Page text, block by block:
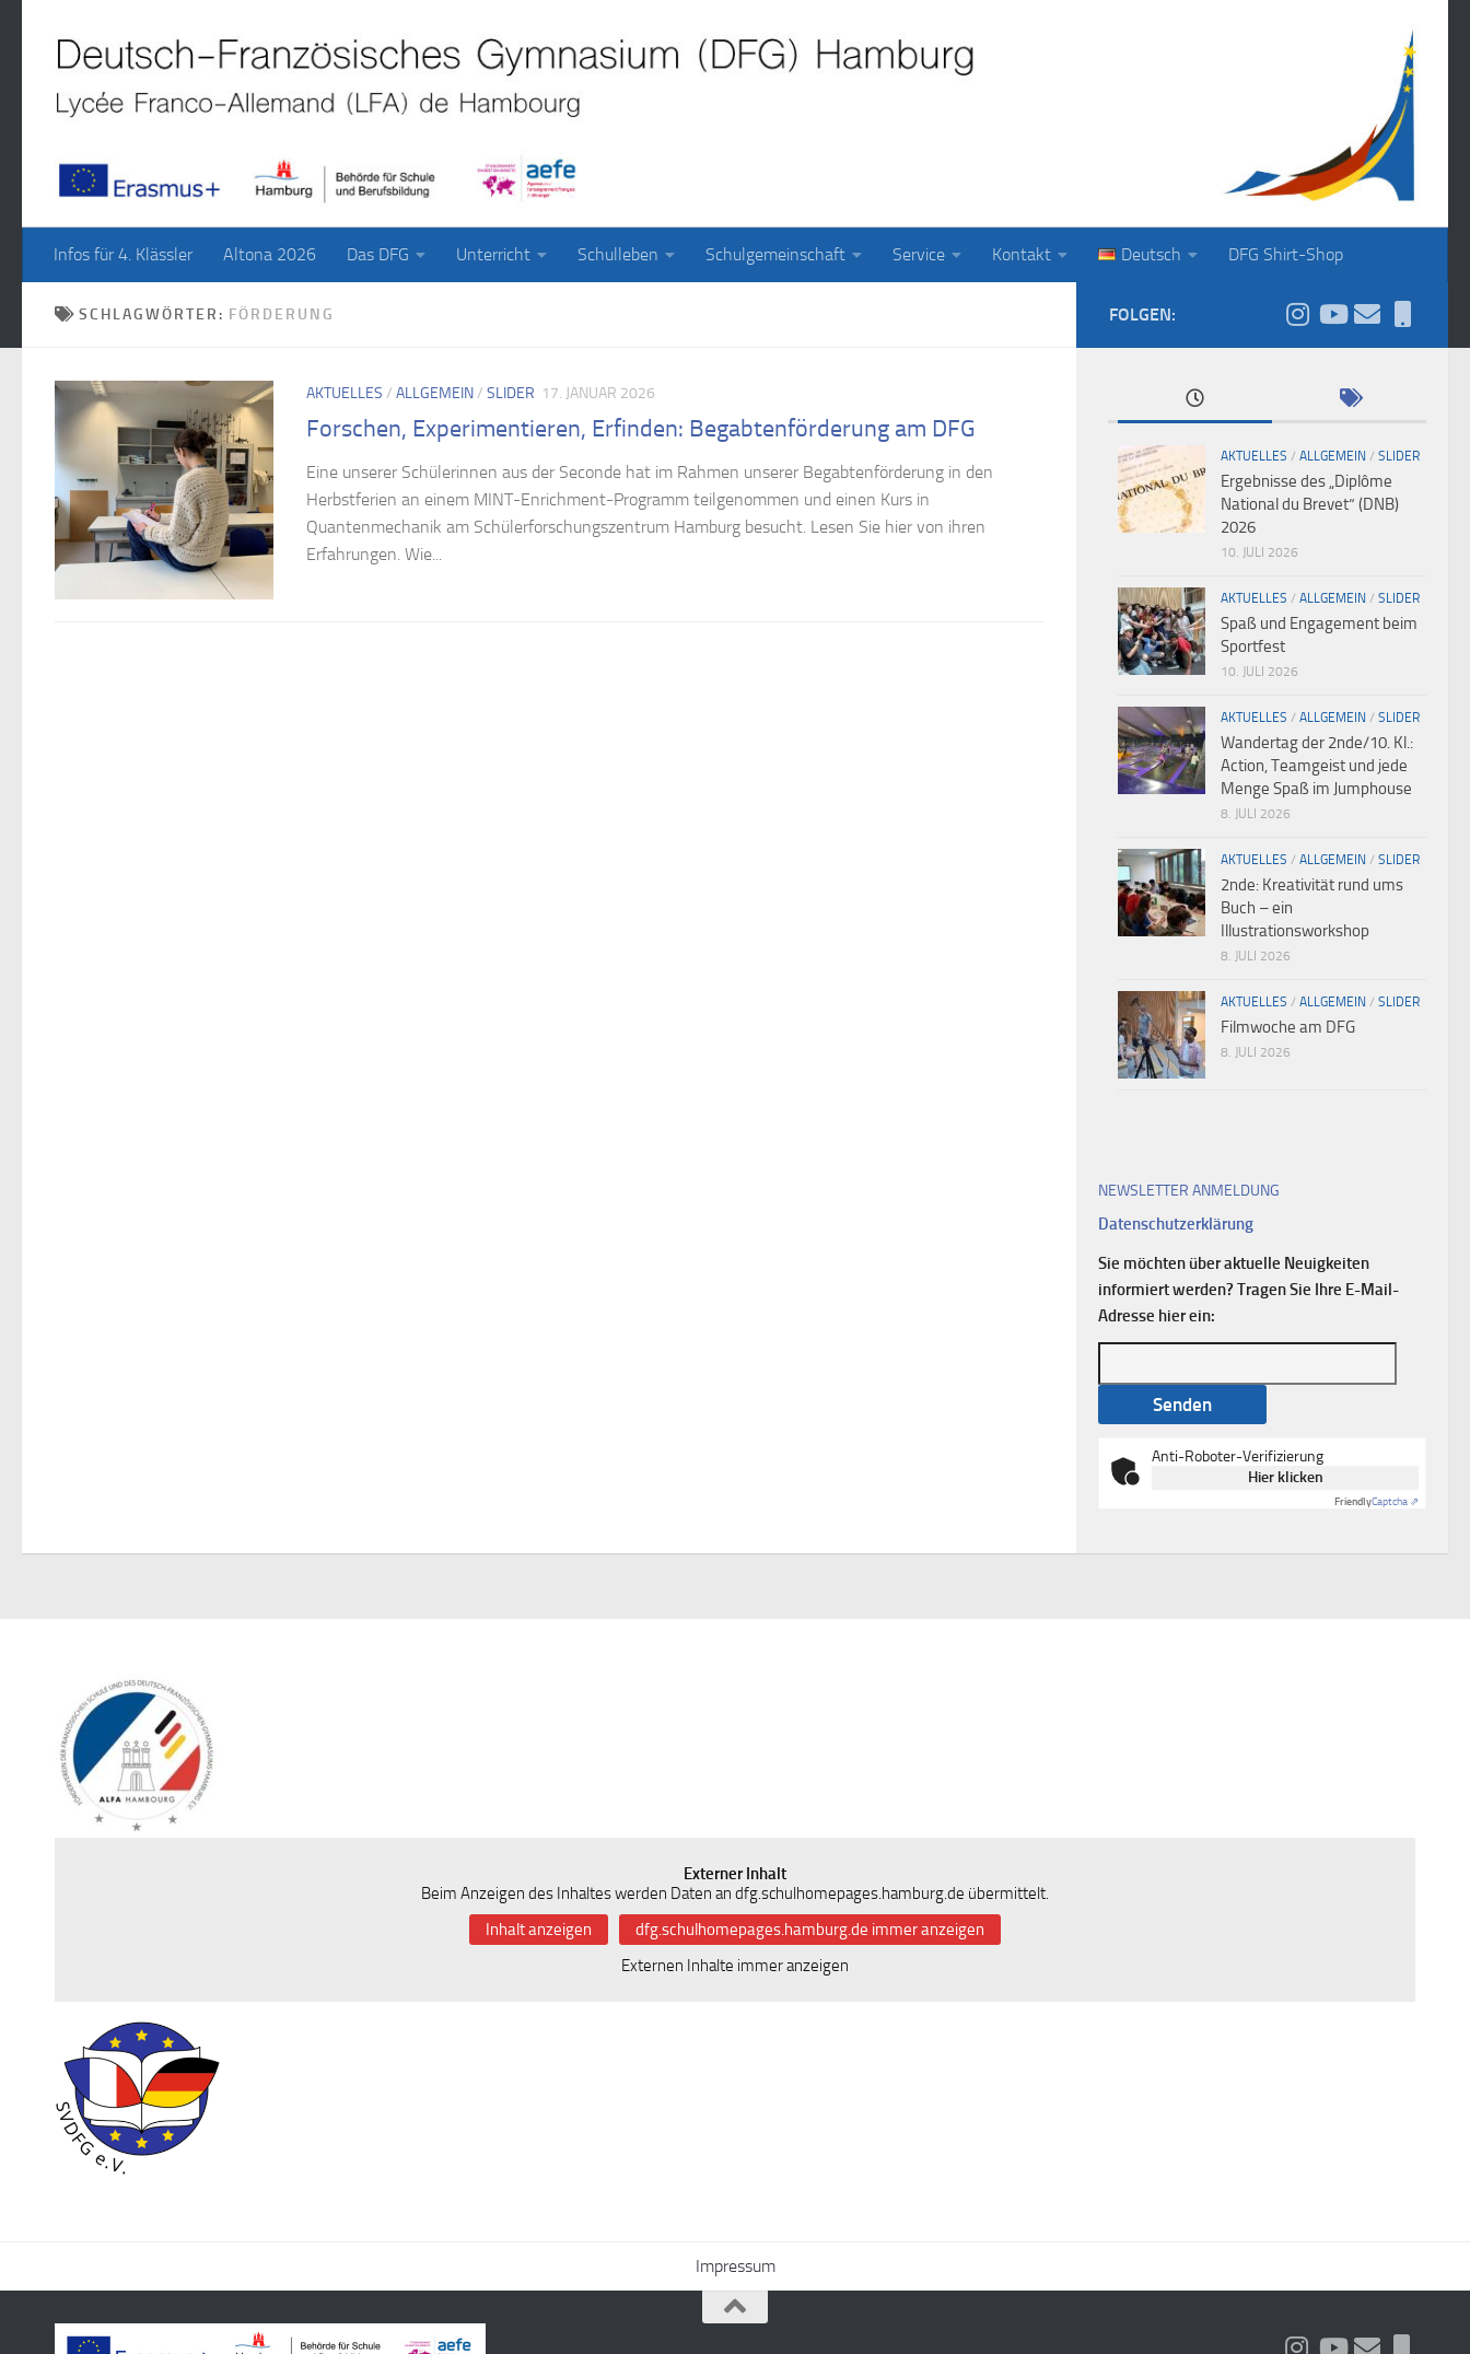
Infos für 4. Klässler Altona 2026 Das DFG Unterricht Schulleben Schulgemeinschaft Service Kontakt Deutsch DFG Shirt-Shop
SCHLAGWÖRTER: FÖRDERUNG
AKTUELLES / ALLGEMEIN/ SLIDER 17. JANUAR 2026
Forschen, Experimentieren, Erfinden: Begabtenförderung am DFG
Eine unserer Schülerinnen aus der Seconde hat im Rahmen unserer Begabtenförderung in den
Herbstferien an einem MINT-Enrichment-Programm teilgenommen und einen Kurs in
Quantenmechanik am Schülerforschungszentrum Hamburg besucht. Lesen Sie hier von ihren
Erfahrungen. Wie...
FOLGEN:
AKTUELLES / ALLGEMEIN / SLIDER
Ergebnisse des „Diplôme
National du Brevet“ (DNB)
2026
10. JULI 2026
AKTUELLES / ALLGEMEIN / SLIDER
Spaß und Engagement beim
Sportfest
10. JULI 2026
AKTUELLES / ALLGEMEIN / SLIDER
Wandertag der 2nde/10. Kl.:
Action, Teamgeist und jede
Menge Spaß im Jumphouse
8. JULI 2026
AKTUELLES / ALLGEMEIN / SLIDER
2nde: Kreativität rund ums
Buch – ein
Illustrationsworkshop
8. JULI 2026
AKTUELLES / ALLGEMEIN / SLIDER
Filmwoche am DFG
8. JULI 2026
NEWSLETTER ANMELDUNG
Datenschutzerklärung
Sie möchten über aktuelle Neuigkeiten
informiert werden? Tragen Sie Ihre E-Mail-
Adresse hier ein:
Anti-Roboter-Verifizierung
Hier klicken
FriendlyCaptcha ⇗
Externer Inhalt
Beim Anzeigen des Inhaltes werden Daten an dfg.schulhomepages.hamburg.de übermittelt.
Inhalt anzeigen
dfg.schulhomepages.hamburg.de immer anzeigen
Externen Inhalte immer anzeigen
Impressum